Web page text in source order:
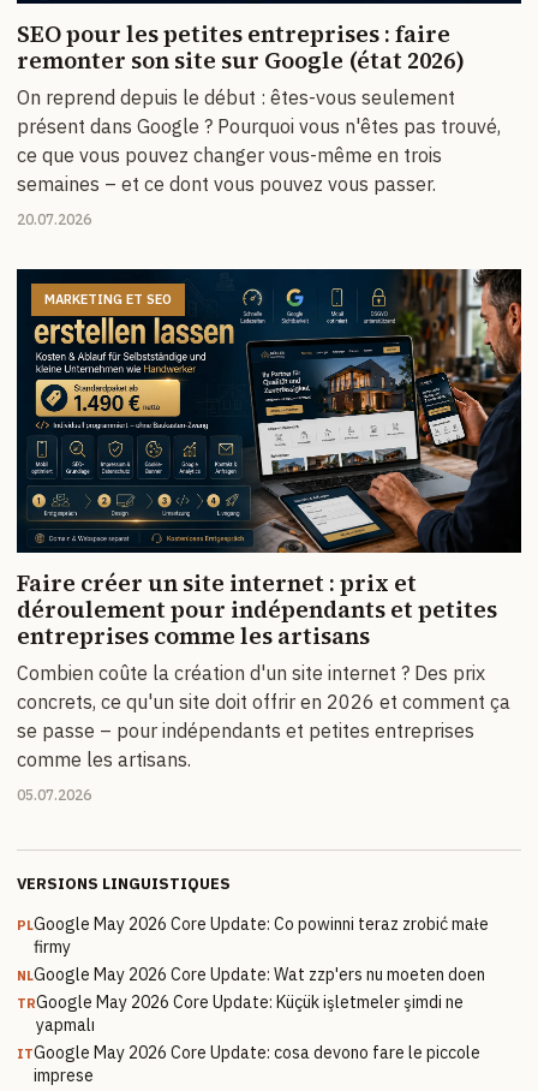
SEO pour les petites entreprises : faire
remonter son site sur Google (état 2026)
On reprend depuis le début : êtes-vous seulement
présent dans Google ? Pourquoi vous n'êtes pas trouvé,
ce que vous pouvez changer vous-même en trois
semaines – et ce dont vous pouvez vous passer.
20.07.2026
MARKETING ET SEO
Faire créer un site internet : prix et
déroulement pour indépendants et petites
entreprises comme les artisans
Combien coûte la création d'un site internet ? Des prix
concrets, ce qu'un site doit offrir en 2026 et comment ça
se passe – pour indépendants et petites entreprises
comme les artisans.
05.07.2026
VERSIONS LINGUISTIQUES
PLGoogle May 2026 Core Update: Co powinni teraz zrobić małe
firmy
NLGoogle May 2026 Core Update: Wat zzp'ers nu moeten doen
TRGoogle May 2026 Core Update: Küçük işletmeler şimdi ne
yapmalı
ITGoogle May 2026 Core Update: cosa devono fare le piccole
imprese